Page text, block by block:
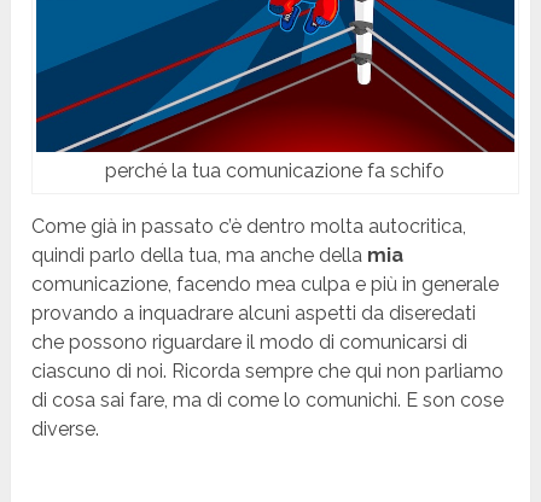
perché la tua comunicazione fa schifo
Come già in passato c’è dentro molta autocritica,
quindi parlo della tua, ma anche della mia
comunicazione, facendo mea culpa e più in generale
provando a inquadrare alcuni aspetti da diseredati
che possono riguardare il modo di comunicarsi di
ciascuno di noi. Ricorda sempre che qui non parliamo
di cosa sai fare, ma di come lo comunichi. E son cose
diverse.